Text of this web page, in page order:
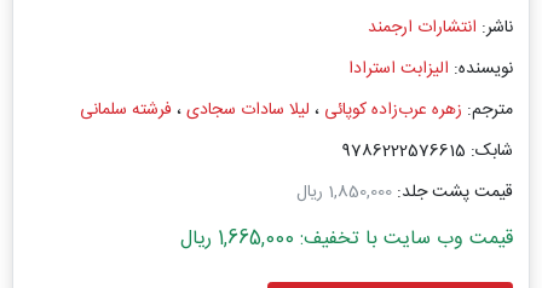
ناشر: انتشارات ارجمند
نویسنده: الیزابت استرادا
مترجم: زهره عرب‌زاده کوپائی ، لیلا سادات سجادی، فرشته سلمانی
شابک: 9786222576615
قیمت پشت جلد: 1,850,000 ریال
قیمت وب سایت با تخفیف: 1,665,000 ریال